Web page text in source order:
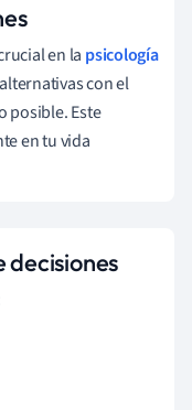
en la psicología
con el
posible. Este
en tu vida